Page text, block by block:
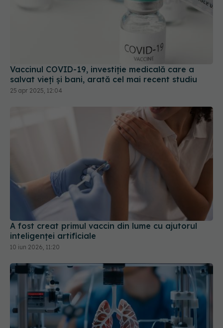
Vaccinul COVID-19, investiție medicală care a
salvat vieți și bani, arată cel mai recent studiu
25 apr 2025, 12:04
A fost creat primul vaccin din lume cu ajutorul
inteligenței artificiale
10 iun 2026, 11:20